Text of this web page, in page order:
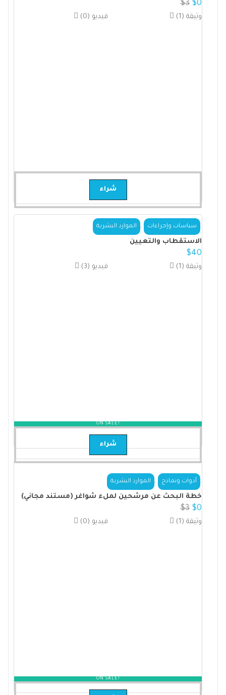
$3 $0
(0) فيديو (1) وثيقة
شراء
الموارد البشرية سياسات وإجراءات
الاستقطاب والتعيين
$40
(3) فيديو (1) وثيقة
ON SALE!
شراء
الموارد البشرية أدوات ونماذج
خطة البحث عن مرشحين لملء شواغر (مستند مجاني)
$3 $0
(0) فيديو (1) وثيقة
ON SALE!